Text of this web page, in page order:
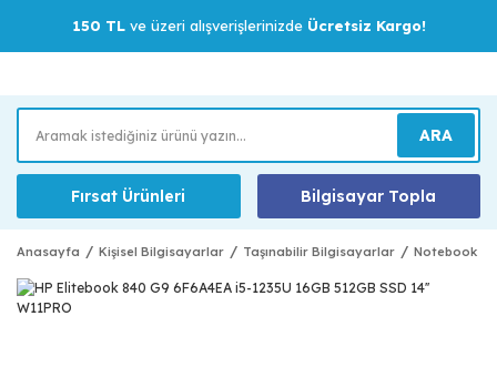
150 TLve üzeri alışverişlerinizde Ücretsiz Kargo!
ARA
Fırsat Ürünleri Bilgisayar Topla
Anasayfa Kişisel Bilgisayarlar Taşınabilir Bilgisayarlar Notebook